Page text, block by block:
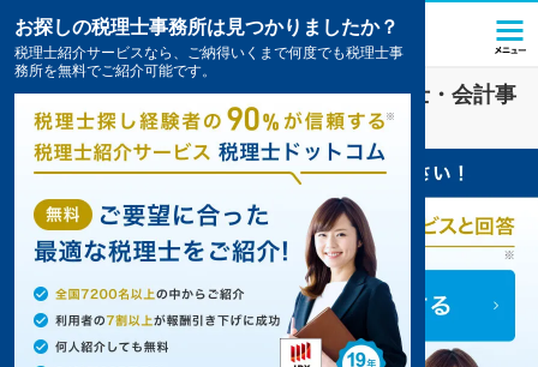
木太町駅(香川県)の会社設立を扱う税理士・会計事
務所の一覧 1件掲載中
お探しの税理士事務所は見つかりましたか？
税理士紹介サービスなら、ご納得いくまで何度でも税理士事
務所を無料でご紹介可能です。